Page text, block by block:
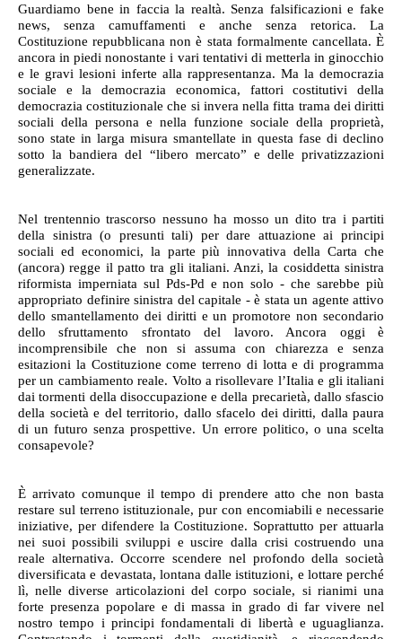
Guardiamo bene in faccia la realtà. Senza falsificazioni e fake
news, senza camuffamenti e anche senza retorica. La
Costituzione repubblicana non è stata formalmente cancellata. È
ancora in piedi nonostante i vari tentativi di metterla in ginocchio
e le gravi lesioni inferte alla rappresentanza. Ma la democrazia
sociale e la democrazia economica, fattori costitutivi della
democrazia costituzionale che si invera nella fitta trama dei diritti
sociali della persona e nella funzione sociale della proprietà,
sono state in larga misura smantellate in questa fase di declino
sotto la bandiera del “libero mercato” e delle privatizzazioni
generalizzate.
Nel trentennio trascorso nessuno ha mosso un dito tra i partiti
della sinistra (o presunti tali) per dare attuazione ai principi
sociali ed economici, la parte più innovativa della Carta che
(ancora) regge il patto tra gli italiani. Anzi, la cosiddetta sinistra
riformista imperniata sul Pds-Pd e non solo - che sarebbe più
appropriato definire sinistra del capitale - è stata un agente attivo
dello smantellamento dei diritti e un promotore non secondario
dello sfruttamento sfrontato del lavoro. Ancora oggi è
incomprensibile che non si assuma con chiarezza e senza
esitazioni la Costituzione come terreno di lotta e di programma
per un cambiamento reale. Volto a risollevare l’Italia e gli italiani
dai tormenti della disoccupazione e della precarietà, dallo sfascio
della società e del territorio, dallo sfacelo dei diritti, dalla paura
di un futuro senza prospettive. Un errore politico, o una scelta
consapevole?
È arrivato comunque il tempo di prendere atto che non basta
restare sul terreno istituzionale, pur con encomiabili e necessarie
iniziative, per difendere la Costituzione. Soprattutto per attuarla
nei suoi possibili sviluppi e uscire dalla crisi costruendo una
reale alternativa. Occorre scendere nel profondo della società
diversificata e devastata, lontana dalle istituzioni, e lottare perché
lì, nelle diverse articolazioni del corpo sociale, si rianimi una
forte presenza popolare e di massa in grado di far vivere nel
nostro tempo i principi fondamentali di libertà e uguaglianza.